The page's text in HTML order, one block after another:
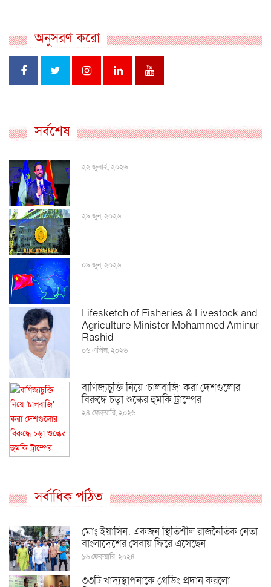
অনুসরণ করো
সর্বশেষ
২২ জুলাই, ২০২৬
২৯ জুন, ২০২৬
০৯ জুন, ২০২৬
Lifesketch of Fisheries & Livestock and
Agriculture Minister Mohammed Aminur
Rashid
০৬ এপ্রিল, ২০২৬
বাণিজ্যচুক্তি নিয়ে ‘চালবাজি’ করা দেশগুলোর
বিরুদ্ধে চড়া শুল্কের হুমকি ট্রাম্পের
২৪ ফেব্রুয়ারি, ২০২৬
সর্বাধিক পঠিত
মোঃ ইয়াসিন: একজন স্থিতিশীল রাজনৈতিক নেতা
বাংলাদেশের সেবায় ফিরে এসেছেন
১৬ ফেব্রুয়ারি, ২০২৪
৩৩টি খাদ্যস্থাপনাকে গ্রেডিং প্রদান করলো